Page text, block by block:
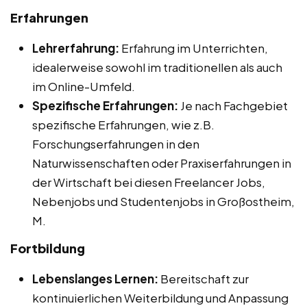
Erfahrungen
Lehrerfahrung: Erfahrung im Unterrichten,
idealerweise sowohl im traditionellen als auch
im Online-Umfeld.
Spezifische Erfahrungen: Je nach Fachgebiet
spezifische Erfahrungen, wie z.B.
Forschungserfahrungen in den
Naturwissenschaften oder Praxiserfahrungen in
der Wirtschaft bei diesen Freelancer Jobs,
Nebenjobs und Studentenjobs in Großostheim,
M.
Fortbildung
Lebenslanges Lernen: Bereitschaft zur
kontinuierlichen Weiterbildung und Anpassung